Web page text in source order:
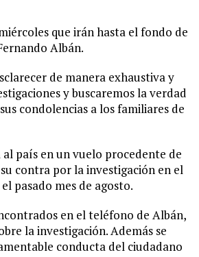
que irán hasta el fondo de
Albán.
de manera exhaustiva y
y buscaremos la verdad
condolencias a los familiares de
país en un vuelo procedente de
contra por la investigación en el
pasado mes de agosto.
en el teléfono de Albán,
la investigación. Además se
conducta del ciudadano